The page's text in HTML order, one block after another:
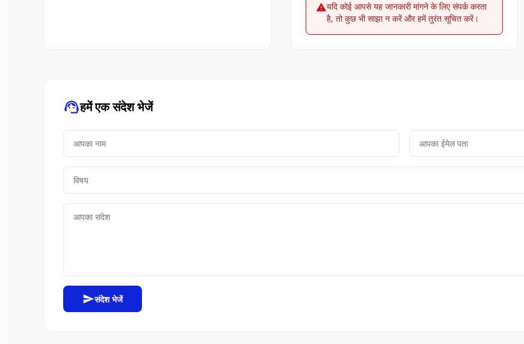
यदि कोई आपसे यह जानकारी मांगने के लिए संपर्क करता
है, तो कुछ भी साझा न करें और हमें तुरंत सूचित करें।
हमें एक संदेश भेजें
संदेश भेजें